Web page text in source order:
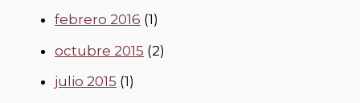
febrero 2016 (1)
octubre 2015 (2)
julio 2015 (1)